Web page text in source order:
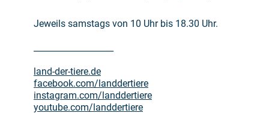
Jeweils samstags von 10 Uhr bis 18.30 Uhr.
land-der-tiere.de
facebook.com/landdertiere
instagram.com/landdertiere
youtube.com/landdertiere